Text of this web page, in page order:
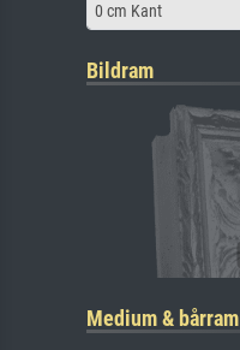
0 cm Kant
Bildram
Medium & bårram